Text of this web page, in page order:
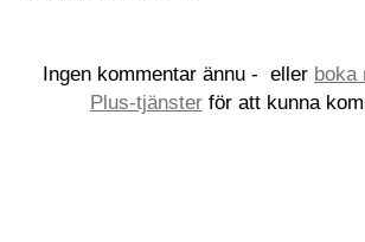
Ingen kommentar ännu - eller boka
Plus-tjänsterför att kunna